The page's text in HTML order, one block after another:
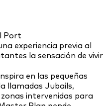
experiencia previa al
la sensación de vivir
en las pequeñas
llamadas Jubails,
intervenidas para